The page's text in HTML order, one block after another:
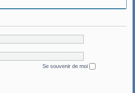
Se souvenir de moi